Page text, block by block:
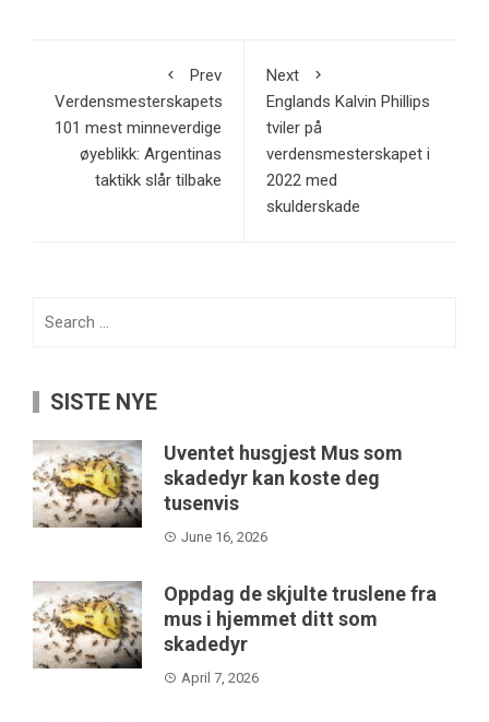
Prev
Verdensmesterskapets
101 mest minneverdige
øyeblikk: Argentinas
taktikk slår tilbake
Next
Englands Kalvin Phillips
tviler på
verdensmesterskapet i
2022 med
skulderskade
SISTE NYE
Uventet husgjest Mus som
skadedyr kan koste deg
tusenvis
June 16, 2026
Oppdag de skjulte truslene fra
mus i hjemmet ditt som
skadedyr
April 7, 2026